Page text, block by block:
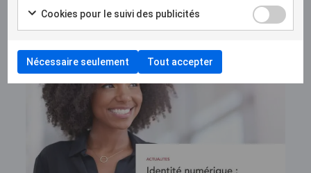
Cookies pour le suivi des publicités
Nécessaire seulement Tout accepter